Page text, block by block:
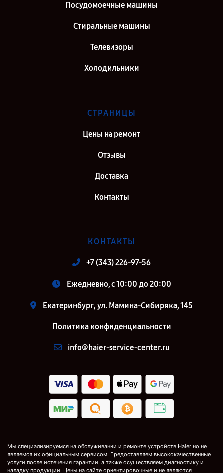
Посудомоечные машины
Стиральные машины
Телевизоры
Холодильники
СТРАНИЦЫ
Цены на ремонт
Отзывы
Доставка
Контакты
КОНТАКТЫ
+7 (343) 226-97-56
Ежедневно, с 10:00 до 20:00
Екатеринбург, ул. Мамина-Сибиряка, 145
Политика конфиденциальности
info@haier-service-center.ru
Мы специализируемся на обслуживании и ремонте устройств Haier но не
являемся их официальным сервисом. Предоставляем высококачественные
услуги после истечения гарантии, а также осуществляем диагностику и
наладку продукции. Цены на сайте ориентировочные и не являются